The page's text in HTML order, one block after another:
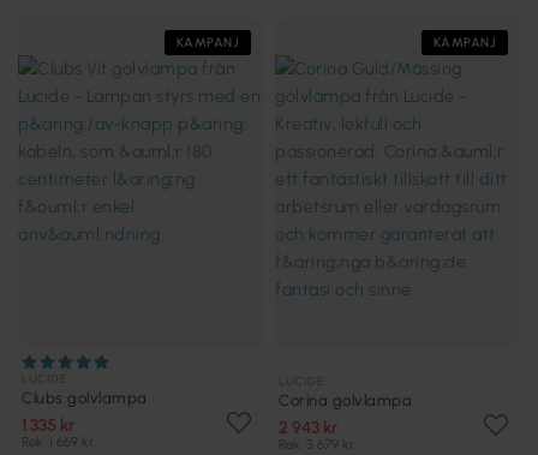
KAMPANJ
Clubs golvlampa
1 335 kr
Rek. 1 669 kr
KAMPANJ
Corina golvlampa
2 943 kr
Rek. 3 679 kr